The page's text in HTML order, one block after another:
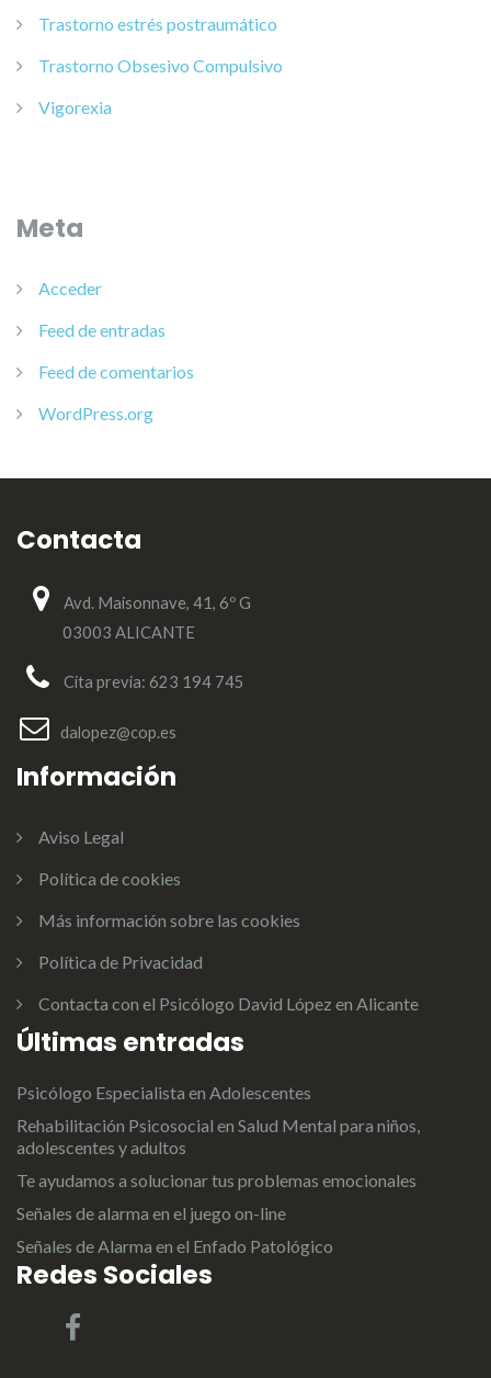
Trastorno estrés postraumático
Trastorno Obsesivo Compulsivo
Vigorexia
Meta
Acceder
Feed de entradas
Feed de comentarios
WordPress.org
Contacta
Avd. Maisonnave, 41, 6º G
03003 ALICANTE
Cita previa: 623 194 745
dalopez@cop.es
Información
Aviso Legal
Política de cookies
Más información sobre las cookies
Política de Privacidad
Contacta con el Psicólogo David López en Alicante
Últimas entradas
Psicólogo Especialista en Adolescentes
Rehabilitación Psicosocial en Salud Mental para niños,
adolescentes y adultos
Te ayudamos a solucionar tus problemas emocionales
Señales de alarma en el juego on-line
Señales de Alarma en el Enfado Patológico
Redes Sociales